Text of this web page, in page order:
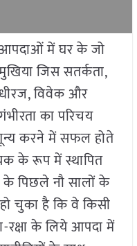
में घर के जो
जिस सतर्कता,
धीरज, विवेक और
का परिचय
करने में सफल होते
के रूप में स्थापित
के पिछले नौ सालों के
चुका है कि वे किसी
रक्षा के लिये आपदा में